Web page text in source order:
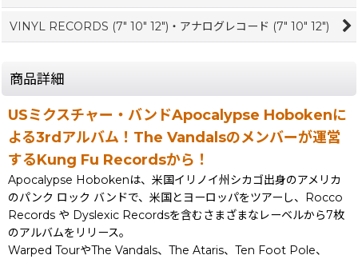
VINYL RECORDS (7" 10" 12")・アナログレコード (7" 10" 12")
商品詳細
USミクスチャー・バンドApocalypse Hobokenに
よる3rdアルバム！The Vandalsのメンバーが運営
するKung Fu Recordsから！
Apocalypse Hobokenは、米国イリノイ州シカゴ出身のアメリカ
のパンク ロック バンドで、米国とヨーロッパをツアーし、Rocco
Records や Dyslexic Recordsを含むさまざまなレーベルから7枚
のアルバムをリリース。
Warped TourやThe Vandals、The Ataris、Ten Foot Pole、